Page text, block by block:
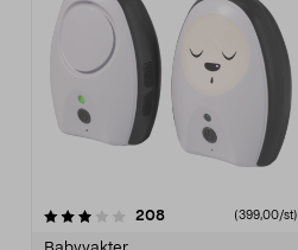
208recensioner(399,00/st)
4.5 av 5 stjärnor